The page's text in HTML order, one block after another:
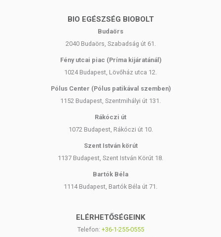
BIO EGÉSZSÉG BIOBOLT
Budaörs
2040 Budaörs, Szabadság út 61.
Fény utcai piac (Príma kijáratánál)
1024 Budapest, Lövőház utca 12.
Pólus Center (Pólus patikával szemben)
1152 Budapest, Szentmihályi út 131.
Rákóczi út
1072 Budapest, Rákóczi út 10.
Szent István körút
1137 Budapest, Szent István Körút 18.
Bartók Béla
1114 Budapest, Bartók Béla út 71.
ELÉRHETŐSÉGEINK
Telefon: +36-1-255-0555